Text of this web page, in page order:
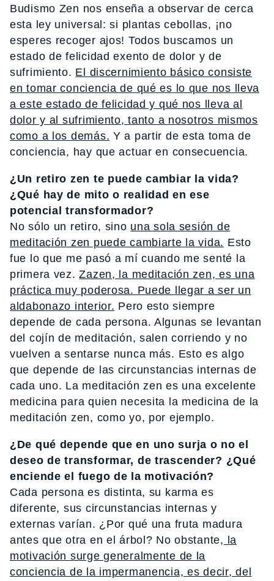
Budismo Zen nos enseña a observar de cerca
esta ley universal: si plantas cebollas, ¡no
esperes recoger ajos! Todos buscamos un
estado de felicidad exento de dolor y de
sufrimiento. El discernimiento básico consiste
en tomar conciencia de qué es lo que nos lleva
a este estado de felicidad y qué nos lleva al
dolor y al sufrimiento, tanto a nosotros mismos
como a los demás. Y a partir de esta toma de
conciencia, hay que actuar en consecuencia.
¿Un retiro zen te puede cambiar la vida?
¿Qué hay de mito o realidad en ese
potencial transformador?
No sólo un retiro, sino una sola sesión de
meditación zen puede cambiarte la vida. Esto
fue lo que me pasó a mí cuando me senté la
primera vez.Zazen, la meditación zen, es una
práctica muy poderosa. Puede llegar a ser un
aldabonazo interior. Pero esto siempre
depende de cada persona. Algunas se levantan
del cojín de meditación, salen corriendo y no
vuelven a sentarse nunca más. Esto es algo
que depende de las circunstancias internas de
cada uno. La meditación zen es una excelente
medicina para quien necesita la medicina de la
meditación zen, como yo, por ejemplo.
¿De qué depende que en uno surja o no el
deseo de transformar, de trascender? ¿Qué
enciende el fuego de la motivación?
Cada persona es distinta, su karma es
diferente, sus circunstancias internas y
externas varían. ¿Por qué una fruta madura
antes que otra en el árbol? No obstante, la
motivación surge generalmente de la
conciencia de la impermanencia, es decir, del